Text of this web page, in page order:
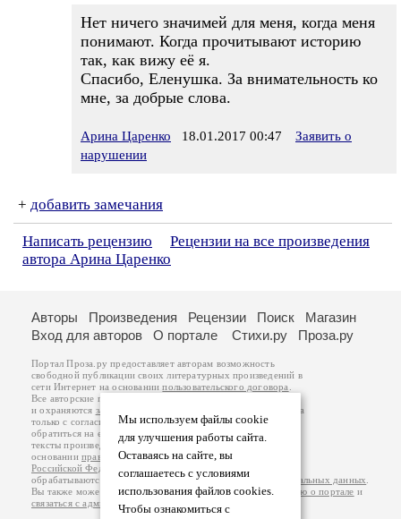
Нет ничего значимей для меня, когда меня
понимают. Когда прочитывают историю
так, как вижу её я.
Спасибо, Еленушка. За внимательность ко
мне, за добрые слова.
Арина Царенко 18.01.2017 00:47
Заявить о
нарушении
+ добавить замечания
Написать рецензию
Рецензии на все произведения
автора Арина Царенко
Мы используем файлы cookie
для улучшения работы сайта.
Оставаясь на сайте, вы
соглашаетесь с условиями
использования файлов cookies.
Чтобы ознакомиться с
Авторы Произведения Рецензии Поиск
Магазин
Вход для авторов
О портале Стихи.ру Проза.ру
Портал Проза.ру предоставляет авторам возможность
свободной публикации своих литературных произведений в
сети Интернет на основаниипользовательского договора
Все авторские права на произведения принадлежат авторам
и охраняются законом
. Перепечатка произведений возможна
только с согласия его автора, к которому вы можете
обратиться на его авторской странице. Ответственность за
тексты произведений авторы несут самостоятельно на
основанииправил публикацииизаконодательства
Российской Федерации
обрабатываются на основанииПолитики обработки персональных данных
Вы также можете посмотреть более подробнуюинформацию о портале и
связаться с администрацией